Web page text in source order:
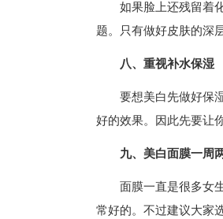
如果脸上还残留着
题。只有做好皮肤的深
八、重视补水保湿
要想美白先做好保
好的效果。因此先要让
九、美白面膜一周
面膜一直是很多女
常好的。不过建议大家